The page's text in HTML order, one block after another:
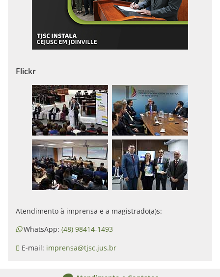
Flickr
Atendimento à imprensa e a magistrado(a)s:
WhatsApp: (48) 98414-1493
E-mail: imprensa@tjsc.jus.br